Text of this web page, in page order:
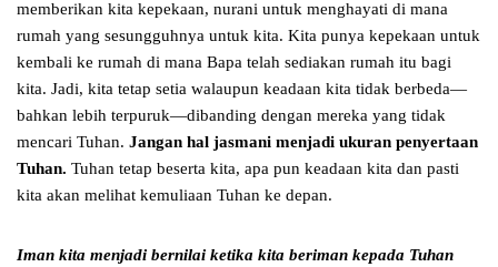
memberikan kita kepekaan, nurani untuk menghayati di mana
rumah yang sesungguhnya untuk kita. Kita punya kepekaan untuk
kembali ke rumah di mana Bapa telah sediakan rumah itu bagi
kita. Jadi, kita tetap setia walaupun keadaan kita tidak berbeda—
bahkan lebih terpuruk—dibanding dengan mereka yang tidak
mencari Tuhan. Jangan hal jasmani menjadi ukuran penyertaan
Tuhan. Tuhan tetap beserta kita, apa pun keadaan kita dan pasti
kita akan melihat kemuliaan Tuhan ke depan.
Iman kita menjadi bernilai ketika kita beriman kepada Tuhan